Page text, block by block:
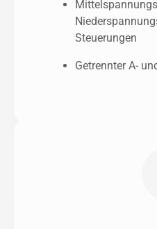
Steuerungen
Getrennter A-